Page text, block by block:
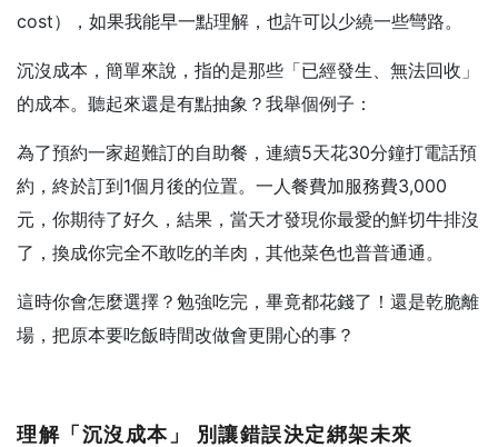
cost），如果我能早一點理解，也許可以少繞一些彎路。
沉沒成本，簡單來說，指的是那些「已經發生、無法回收」
的成本。聽起來還是有點抽象？我舉個例子：
為了預約一家超難訂的自助餐，連續5天花30分鐘打電話預
約，終於訂到1個月後的位置。一人餐費加服務費3,000
元，你期待了好久，結果，當天才發現你最愛的鮮切牛排沒
了，換成你完全不敢吃的羊肉，其他菜色也普普通通。
這時你會怎麼選擇？勉強吃完，畢竟都花錢了！還是乾脆離
場，把原本要吃飯時間改做會更開心的事？
理解「沉沒成本」 別讓錯誤決定綁架未來